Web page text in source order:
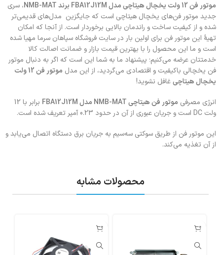
موتور فن 12 ولت یخچال هیتاچی مدل
FBA12J12M برندNMB-MAT، سری
جدید موتور فن‌های یخچال هیتاچی است که جایگزین مدل‌های قدیمی‌تر
شده و از کیفیت ساخت و راندمان بالایی برخوردار است. از آنجا که امکان
تهیۀ این موتور فن برای اولین بار در سایت فروشگاه سپاهان سرما مهیا شده
است و ما این محصول را با بهترین قیمت بازار و ضمانت اصالت کالا
خدمتتان عرضه می‌کنیم؛ پیشنهاد ما به شما این است که اگر به دنبال موتور
فن یخچالی باکیفیت و اقتصادی می‌گردید، از این مدل
موتور فن 12 ولت
یخچال هیتاچیغافل نشوید!
انرژی مصرفی موتور فن هیتاچیNMB-MAT مدلFBA12J12M
برابر با 12
ولت DC است و جریان عبوری از آن در حدود 0.23 آمپر تعریف شده است.
این موتور فن از طریق سوکتی سه‌سیم به جریان برق دستگاه اتصال می‌یابد و
از آن تغذیه می‌کند.
محصولات مشابه